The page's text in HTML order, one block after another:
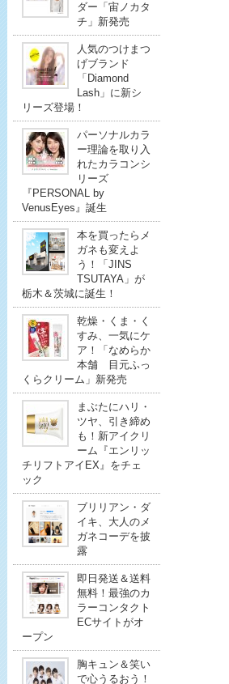
ダー「宙ノカタ
チ」新発売
人気のつけまつ
げブランド
「Diamond
Lash」に新シ
リーズ登場！
パーソナルカラ
ー理論を取り入
れたカラコンシ
リーズ
『PERSONAL by
VenusEyes』誕生
本を買ったらメ
ガネも変えよ
う！「JINS
TSUTAYA」が
栃木＆茨城に誕生！
乾燥・くま・く
すみ、一気にケ
ア！「なめらか
本舗 目元ふっ
くらクリーム」新発売
まぶたにハリ・
ツヤ、引き締め
も！新アイクリ
ーム『エンリッ
チリフトアイEX』をチェ
ック
ブリリアン・ダ
イキ、大人のメ
ガネコーデを披
露
即日発送＆送料
無料！最強のカ
ラーコンタクト
ECサイトがオ
ープン
胸キュン＆笑い
で心うるおう！